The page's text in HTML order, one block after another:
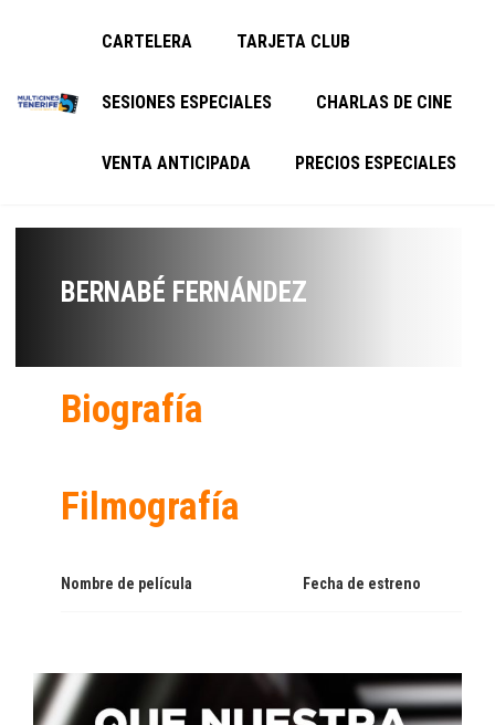
CARTELERA TARJETA CLUB
SESIONES ESPECIALES CHARLAS DE CINE
VENTA ANTICIPADA PRECIOS ESPECIALES
BERNABÉ FERNÁNDEZ
Biografía
Filmografía
Nombre de película Fecha de estreno